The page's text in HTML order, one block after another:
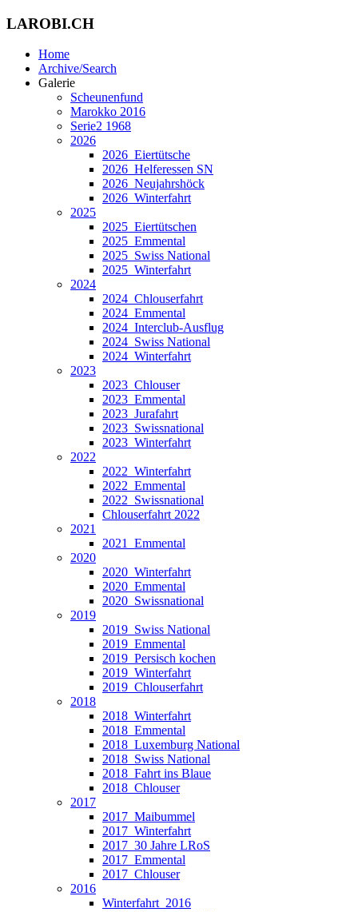
LAROBI.CH
Home
Archive/Search
Galerie
Scheunenfund
Marokko 2016
Serie2 1968
2026
2026_Eiertütsche
2026_Helferessen SN
2026_Neujahrshöck
2026_Winterfahrt
2025
2025_Eiertütschen
2025_Emmental
2025_Swiss National
2025_Winterfahrt
2024
2024_Chlouserfahrt
2024_Emmental
2024_Interclub-Ausflug
2024_Swiss National
2024_Winterfahrt
2023
2023_Chlouser
2023_Emmental
2023_Jurafahrt
2023_Swissnational
2023_Winterfahrt
2022
2022_Winterfahrt
2022_Emmental
2022_Swissnational
Chlouserfahrt 2022
2021
2021_Emmental
2020
2020_Winterfahrt
2020_Emmental
2020_Swissnational
2019
2019_Swiss National
2019_Emmental
2019_Persisch kochen
2019_Winterfahrt
2019_Chlouserfahrt
2018
2018_Winterfahrt
2018_Emmental
2018_Luxemburg National
2018_Swiss National
2018_Fahrt ins Blaue
2018_Chlouser
2017
2017_Maibummel
2017_Winterfahrt
2017_30 Jahre LRoS
2017_Emmental
2017_Chlouser
2016
Winterfahrt_2016